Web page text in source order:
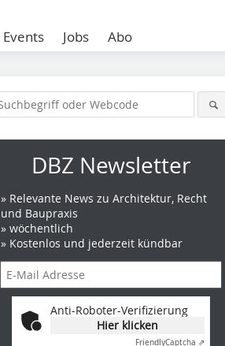
Events Jobs Abo
DBZ Newsletter
» Relevante News zu Architektur, Recht
und Baupraxis
» wöchentlich
» Kostenlos und jederzeit kündbar
Anti-Roboter-Verifizierung
Hier klicken
FriendlyCaptcha ⇗